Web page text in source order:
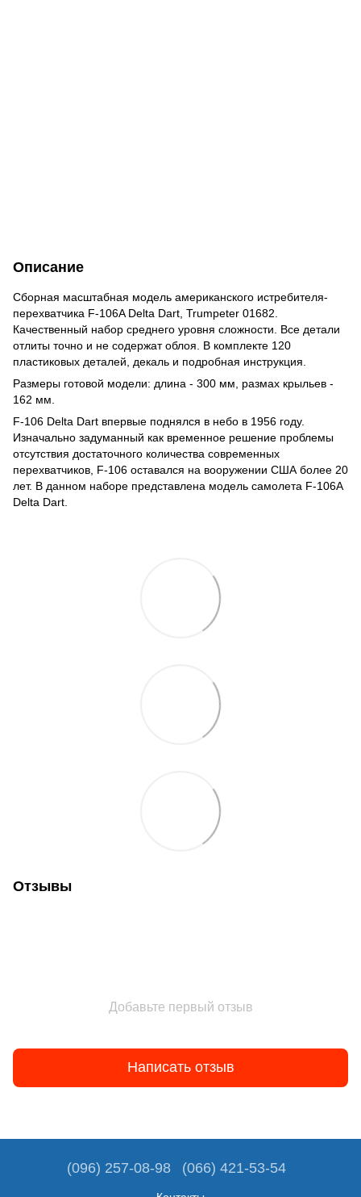
Описание
Сборная масштабная модель американского истребителя-
перехватчика F-106A Delta Dart, Trumpeter 01682.
Качественный набор среднего уровня сложности. Все детали
отлиты точно и не содержат облоя. В комплекте 120
пластиковых деталей, декаль и подробная инструкция.
Размеры готовой модели: длина - 300 мм, размах крыльев -
162 мм.
F-106 Delta Dart впервые поднялся в небо в 1956 году.
Изначально задуманный как временное решение проблемы
отсутствия достаточного количества современных
перехватчиков, F-106 оставался на вооружении США более 20
лет. В данном наборе представлена модель самолета F-106A
Delta Dart.
Отзывы
Добавьте первый отзыв
Написать отзыв
(096) 257-08-98 (066) 421-53-54